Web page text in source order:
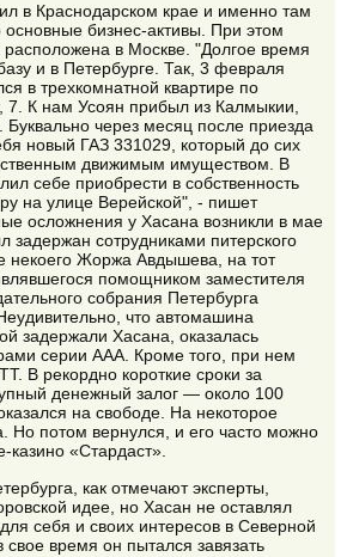
в Краснодарском крае и именно там
основные бизнес-активы. При этом
расположена в Москве. "Долгое время
и в Петербурге. Так, 3 февраля
в трехкомнатной квартире по
7. К нам Усоян прибыл из Калмыкии,
Буквально через месяц после приезда
новый ГАЗ 331029, который до сих
движимым имуществом. В
себе приобрести в собственность
на улице Верейской", - пишет
осложнения у Хасана возникли в мае
задержан сотрудниками питерского
Жоржа Авдышева, на тот
помощником заместителя
собрания Петербурга
что автомашина
задержали Хасана, оказалась
серии ААА. Кроме того, при нем
В рекордно короткие сроки за
денежный залог — около 100
на свободе. На некоторое
Но потом вернулся, и его часто можно
казино «Стардаст».
как отмечают эксперты,
идее, но Хасан не оставлял
себя и своих интересов в Северной
свое время он пытался завязать